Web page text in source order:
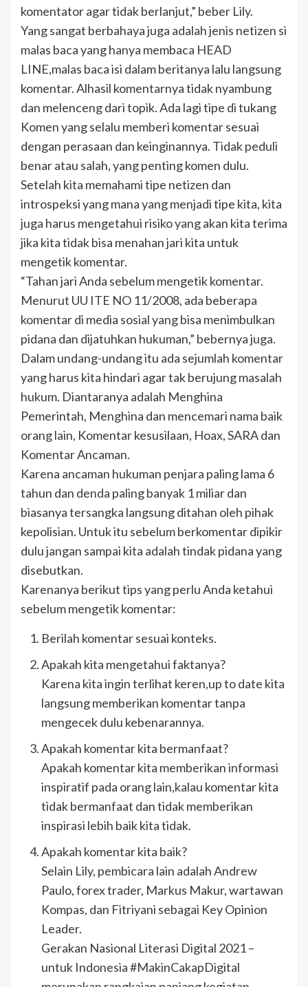
komentator agar tidak berlanjut,” beber Lily.
Yang sangat berbahaya juga adalah jenis netizen si
malas baca yang hanya membaca HEAD
LINE,malas baca isi dalam beritanya lalu langsung
komentar. Alhasil komentarnya tidak nyambung
dan melenceng dari topik. Ada lagi tipe di tukang
Komen yang selalu memberi komentar sesuai
dengan perasaan dan keinginannya. Tidak peduli
benar atau salah, yang penting komen dulu.
Setelah kita memahami tipe netizen dan
introspeksi yang mana yang menjadi tipe kita, kita
juga harus mengetahui risiko yang akan kita terima
jika kita tidak bisa menahan jari kita untuk
mengetik komentar.
“Tahan jari Anda sebelum mengetik komentar.
Menurut UU ITE NO 11/2008, ada beberapa
komentar di media sosial yang bisa menimbulkan
pidana dan dijatuhkan hukuman,” bebernya juga.
Dalam undang-undang itu ada sejumlah komentar
yang harus kita hindari agar tak berujung masalah
hukum. Diantaranya adalah Menghina
Pemerintah, Menghina dan mencemari nama baik
orang lain, Komentar kesusilaan, Hoax, SARA dan
Komentar Ancaman.
Karena ancaman hukuman penjara paling lama 6
tahun dan denda paling banyak 1 miliar dan
biasanya tersangka langsung ditahan oleh pihak
kepolisian. Untuk itu sebelum berkomentar dipikir
dulu jangan sampai kita adalah tindak pidana yang
disebutkan.
Karenanya berikut tips yang perlu Anda ketahui
sebelum mengetik komentar:
Berilah komentar sesuai konteks.
Apakah kita mengetahui faktanya?
Karena kita ingin terlihat keren,up to date kita
langsung memberikan komentar tanpa
mengecek dulu kebenarannya.
Apakah komentar kita bermanfaat?
Apakah komentar kita memberikan informasi
inspiratif pada orang lain,kalau komentar kita
tidak bermanfaat dan tidak memberikan
inspirasi lebih baik kita tidak.
Apakah komentar kita baik?
Selain Lily, pembicara lain adalah Andrew
Paulo, forex trader, Markus Makur, wartawan
Kompas, dan Fitriyani sebagai Key Opinion
Leader.
Gerakan Nasional Literasi Digital 2021 –
untuk Indonesia #MakinCakapDigital